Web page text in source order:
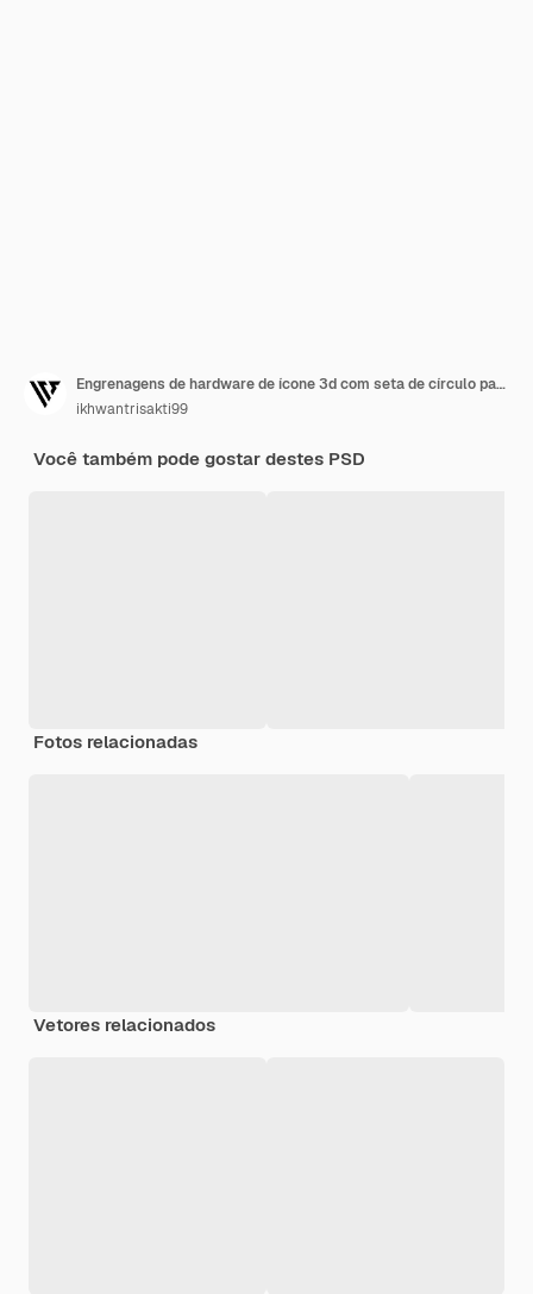
Engrenagens de hardware de ícone 3d com seta de círculo para manutenção de treinamento de gerenciamento etc
ikhwantrisakti99
Você também pode gostar destes PSD
Fotos relacionadas
Vetores relacionados